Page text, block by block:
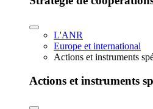
L'ANR
Europe et international
Actions et instruments
Actions et instruments